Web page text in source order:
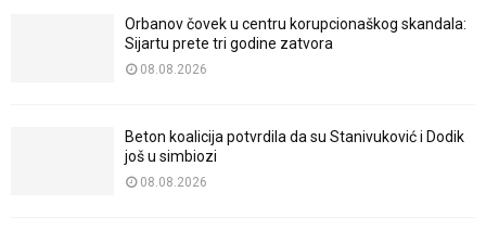
Orbanov čovek u centru korupcionaškog skandala:
Sijartu prete tri godine zatvora
08.08.2026
Beton koalicija potvrdila da su Stanivuković i Dodik
još u simbiozi
08.08.2026